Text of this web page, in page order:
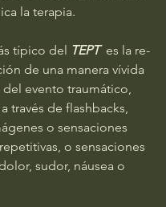
la terapia.
típico del TEPT
  es la re-
de una manera vívida
del evento traumático,
través de flashbacks,
o sensaciones
o sensaciones
sudor, náusea o